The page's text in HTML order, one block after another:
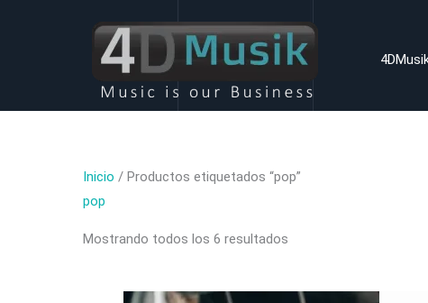
Inicio / Productos etiquetados “pop”
pop
Mostrando todos los 6 resultados